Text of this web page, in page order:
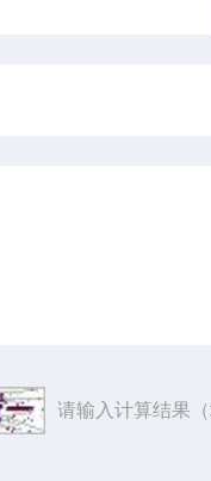
请输入计算结果